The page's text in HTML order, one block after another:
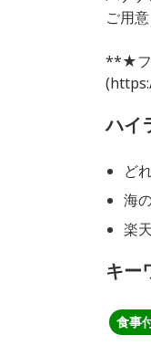
ご用
**★フ
ハイ
ど
海
楽
キー
食事